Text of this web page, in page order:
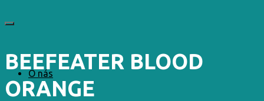
O nás
BEEFEATER BLOOD
ORANGE